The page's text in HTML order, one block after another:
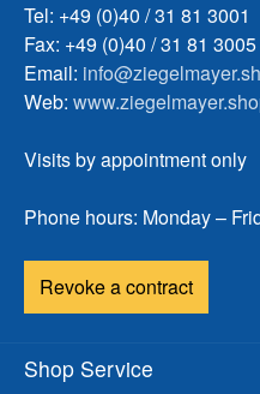
Tel: +49 (0)40 / 31 81 3001
Fax: +49 (0)40 / 31 81 3005
Email:
Web:
Visits by appointment only
Phone hours: Monday –
Revoke a contract
Shop Service